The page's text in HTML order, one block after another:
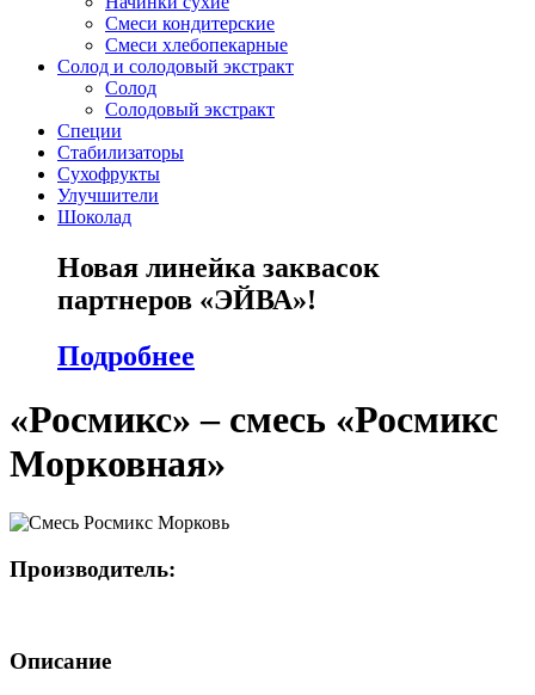
Смеси кондитерские
Смеси хлебопекарные
Солод и солодовый экстракт
Солод
Солодовый экстракт
Специи
Стабилизаторы
Сухофрукты
Улучшители
Шоколад
Новая линейка заквасок
партнеров «ЭЙВА»!
Подробнее
«Росмикс» – смесь «Росмикс
Морковная»
Производитель:
Описание